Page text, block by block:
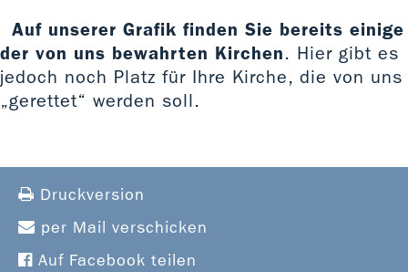
Auf unserer Grafik finden Sie bereits einige
der von uns bewahrten Kirchen. Hier gibt es
jedoch noch Platz für Ihre Kirche, die von uns
„gerettet“ werden soll.
Druckversion
per Mail verschicken
Auf Facebook teilen